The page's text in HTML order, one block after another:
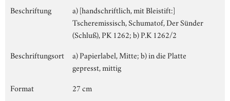
Beschriftung
a) [handschriftlich, mit Bleistift:]
Tscheremissisch, Schumatof, Der Sünder
(Schluß), PK 1262; b) P.K 1262/2
Beschriftungsort
a) Papierlabel, Mitte; b) in die Platte
gepresst, mittig
Format
27 cm